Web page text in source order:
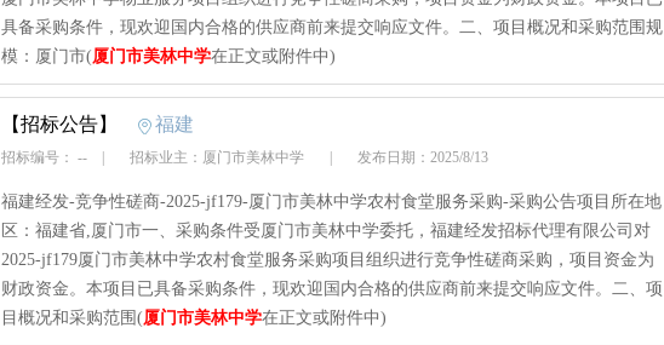
具备采购条件，现欢迎国内合格的供应商前来提交响应文件。二、项目概况和采购范围规
模：厦门市(厦门市美林中学在正文或附件中)
【招标公告】 福建
招标编号： -- 招标业主：厦门市美林中学 发布日期：2025/8/13
福建经发-竞争性磋商-2025-jf179-厦门市美林中学农村食堂服务采购-采购公告项目所在地
区：福建省,厦门市一、采购条件受厦门市美林中学委托，福建经发招标代理有限公司对
2025-jf179厦门市美林中学农村食堂服务采购项目组织进行竞争性磋商采购，项目资金为
财政资金。本项目已具备采购条件，现欢迎国内合格的供应商前来提交响应文件。二、项
目概况和采购范围(厦门市美林中学在正文或附件中)